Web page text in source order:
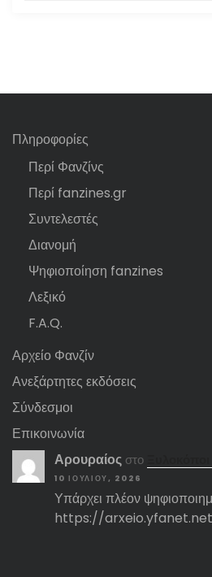
Πληροφορίες
Περί Φανζίνς
Περί fanzines.gr
Συντελεστές
Διανομή
Ψηφιοποίηση fanzines
Λεξικό
F.A.Q.
Αρχείο Φανζίν
Ανεξάρτητες εκδόσεις
Σύνδεσμοι
Επικοινωνία
Αρουραίος στο
10 ΙΟΥΛΊΟΥ, 2026
Υπάρχει πλέον
https://